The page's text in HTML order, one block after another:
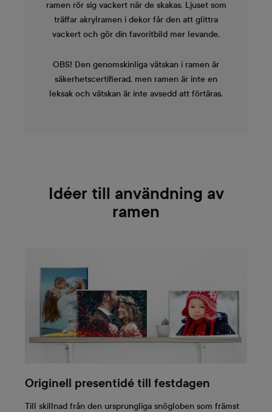
ramen rör sig vackert när de skakas. Ljuset som
träffar akrylramen i dekor får den att glittra
vackert och gör din favoritbild mer levande.
OBS! Den genomskinliga vätskan i ramen är
säkerhetscertifierad, men ramen är inte en
leksak och vätskan är inte avsedd att förtäras.
Idéer till användning av
ramen
Originell presentidé till festdagen
Till skillnad från den ursprungliga snögloben som främst